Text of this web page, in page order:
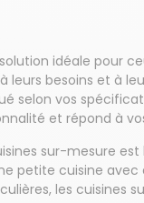
idéale pour
besoins et à
selon vos
et répond à
sur-mesure
petite cuisine
les